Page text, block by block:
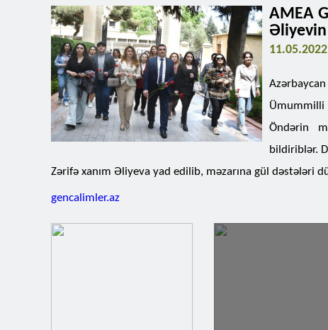
AMEA
Əliyevin
11.05.2022
Ümummilli
Öndərin
bildiriblər.
Zərifə xanım Əliyeva yad edilib, məzarına gül dəstələri
gencalimler.az